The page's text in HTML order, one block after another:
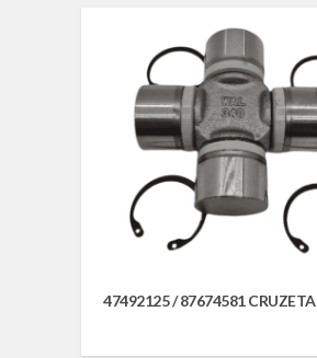
47492125 / 87674581 CRUZETA